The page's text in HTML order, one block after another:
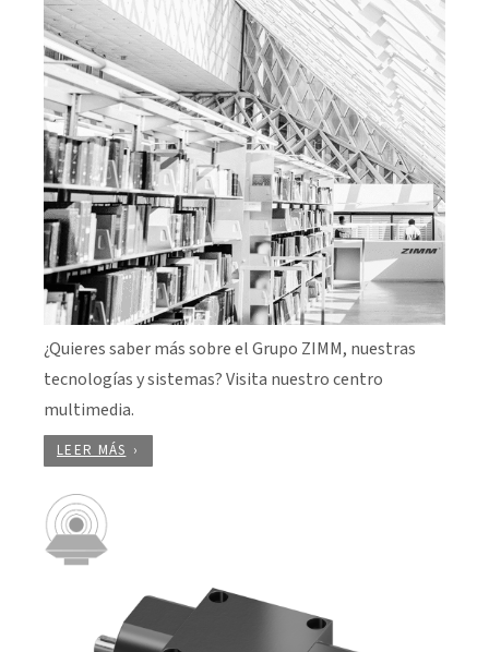
¿Quieres saber más sobre el Grupo ZIMM, nuestras
tecnologías y sistemas? Visita nuestro centro
multimedia.
LEER MÁS